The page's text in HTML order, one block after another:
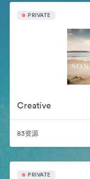
PRIVATE
Creative
83资源
PRIVATE